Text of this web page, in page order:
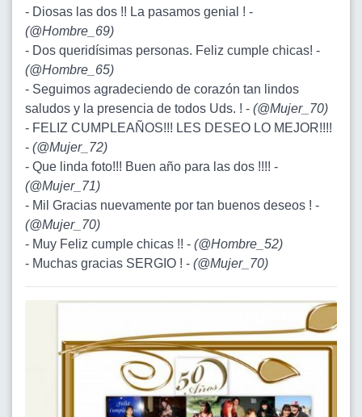
- Diosas las dos !! La pasamos genial ! -
(@Hombre_69)
- Dos queridísimas personas. Feliz cumple chicas! -
(@Hombre_65)
- Seguimos agradeciendo de corazón tan lindos
saludos y la presencia de todos Uds. ! - (@Mujer_70)
- FELIZ CUMPLEAÑOS!!! LES DESEO LO MEJOR!!!!
- (@Mujer_72)
- Que linda foto!!! Buen año para las dos !!!! -
(@Mujer_71)
- Mil Gracias nuevamente por tan buenos deseos ! -
(@Mujer_70)
- Muy Feliz cumple chicas !! - (@Hombre_52)
- Muchas gracias SERGIO ! - (@Mujer_70)